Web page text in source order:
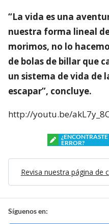
“La vida es una
nuestra forma lineal
morimos, no lo
de bolas de billar que
un sistema de vida de
escapar”, concluye.
http://youtu.be/
ERROR?
Revisa nuestra página de
Síguenos en: